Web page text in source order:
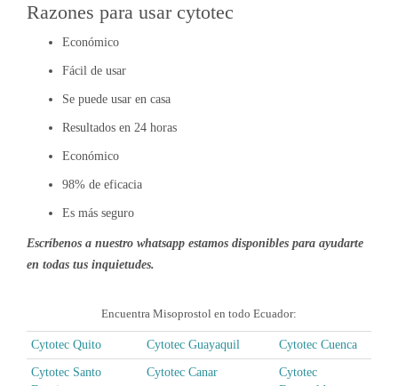
Razones para usar cytotec
Económico
Fácil de usar
Se puede usar en casa
Resultados en 24 horas
Económico
98% de eficacia
Es más seguro
Escríbenos a nuestro whatsapp estamos disponibles para ayudarte
en todas tus inquietudes.
Encuentra Misoprostol en todo Ecuador:
Cytotec Quito Cytotec Guayaquil Cytotec Cuenca
Cytotec Santo
Cytotec Canar
Cytotec